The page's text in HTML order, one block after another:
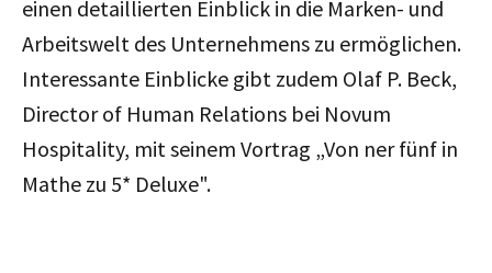
einen detaillierten Einblick in die Marken- und
Arbeitswelt des Unternehmens zu ermöglichen.
Interessante Einblicke gibt zudem Olaf P. Beck,
Director of Human Relations bei Novum
Hospitality, mit seinem Vortrag „Von ner fünf in
Mathe zu 5* Deluxe".